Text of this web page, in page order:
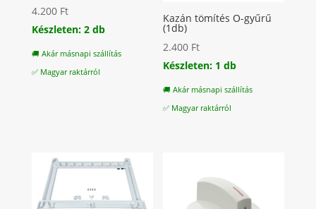
4.200 Ft
Készleten: 2 db
🚚 Akár másnapi szállítás
✅ Magyar raktárról
Kazán tömítés O-gyűrű
(1db)
2.400 Ft
Készleten: 1 db
🚚 Akár másnapi szállítás
✅ Magyar raktárról